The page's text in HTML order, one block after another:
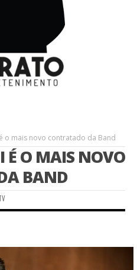
o mais novo contratado da Band
É O MAIS NOVO
BAND